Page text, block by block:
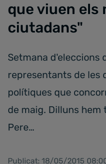
que viuen els
ciutadans"
Setmana d'eleccions
representants de les
polítiques que
de maig. Dilluns
Pere…
Publicat: 18/05/2015